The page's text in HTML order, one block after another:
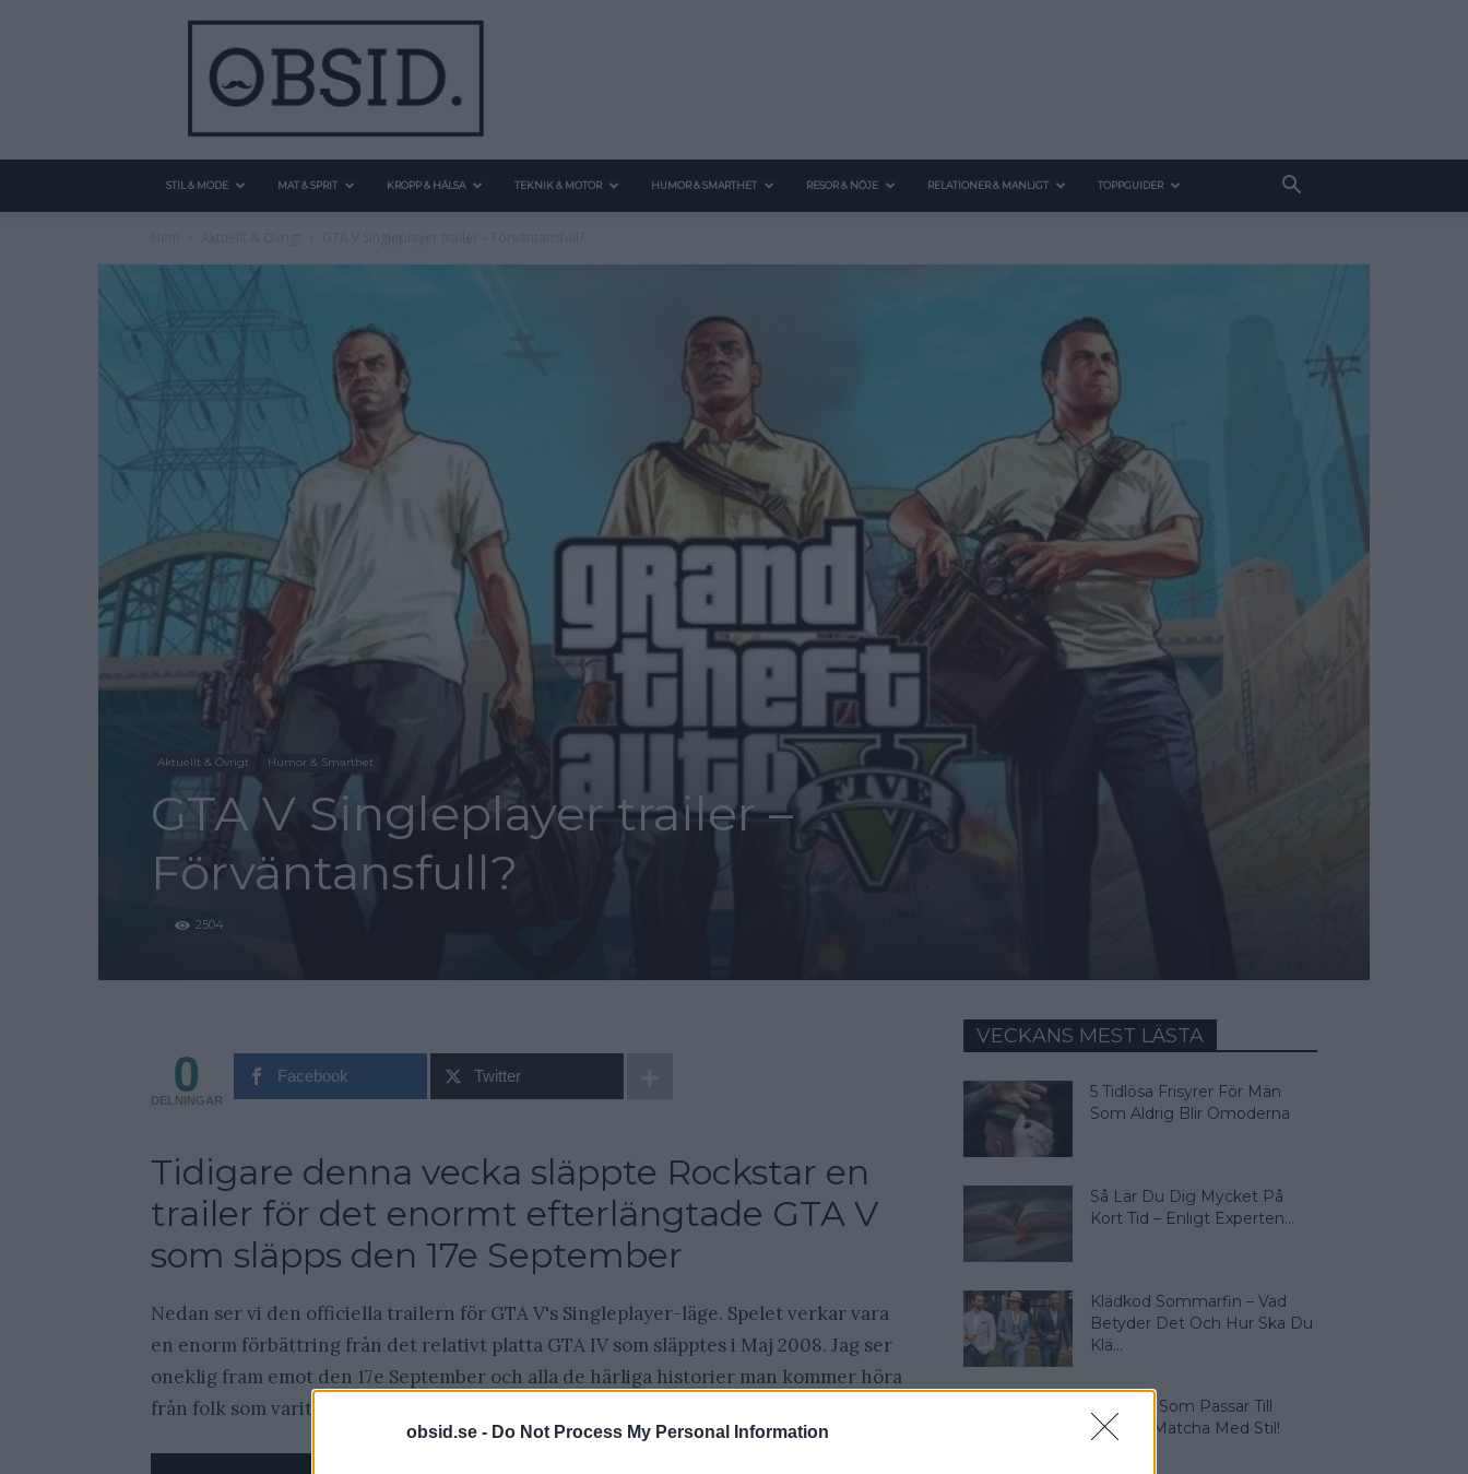
obsid.se - Do Not Process My Personal Information
STIL & MODE MAT & SPRIT KROPP & HÄLSA TEKNIK & MOTOR HUMOR & SMARTHET RESOR & NÖJE RELATIONER & MANLIGT TOPPGUIDER
Aktuellt & Övrigt Humor & Smarthet
GTA V Singleplayer trailer –
Förväntansfull?
2504
0
DELNINGAR
Facebook Twitter
Tidigare denna vecka släppte Rockstar en
trailer för det enormt efterlängtade GTA V
som släpps den 17e September
Nedan ser vi den officiella trailern för GTA V's Singleplayer-läge. Spelet verkar vara
en enorm förbättring från det relativt platta GTA IV som släpptes i Maj 2008. Jag ser
oneklig fram emot den 17e September och alla de härliga historier man kommer höra
från folk som varit kreativa i Rockstars enorma spelvärld.
VECKANS MEST LÄSTA
5 Tidlösa Frisyrer För Män
Som Aldrig Blir Omoderna
Så Lär Du Dig Mycket På
Kort Tid – Enligt Experten...
Klädkod Sommarfin – Vad
Betyder Det Och Hur Ska Du
Klä...
4 Färger Som Passar Till
Beige – Matcha Med Stil!